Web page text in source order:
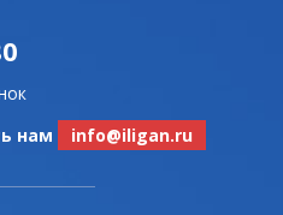
нам
info@iligan.ru